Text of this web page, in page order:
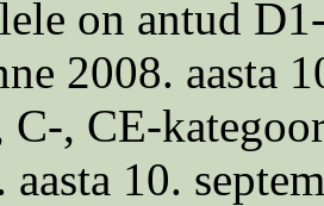
on antud
2008. aasta
C-, CE-
aasta 10.